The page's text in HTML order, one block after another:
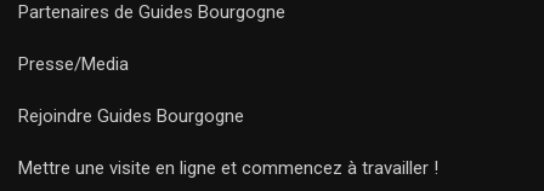
Partenaires de Guides Bourgogne
Presse/Media
Rejoindre Guides Bourgogne
Mettre une visite en ligne et commencez à travailler !